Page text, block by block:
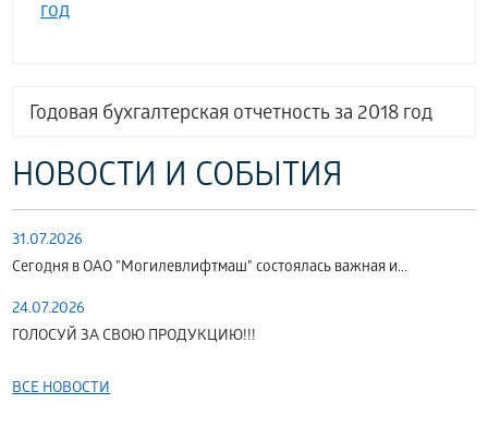
Годовая бухгалтерская отчетность за 2018 год
НОВОСТИ И СОБЫТИЯ
31.07.2026
Сегодня в ОАО "Могилевлифтмаш" состоялась важная и...
24.07.2026
ГОЛОСУЙ ЗА СВОЮ ПРОДУКЦИЮ!!!
ВСЕ НОВОСТИ
год